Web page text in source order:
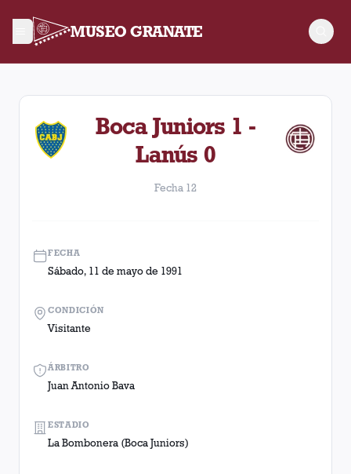
MUSEO GRANATE
Fecha 12. Partido entre Lanús y Boca Juniors disputado el
Boca Juniors 1 -
Lanús 0
Fecha 12
FECHA
Sábado, 11 de mayo de 1991
ÁRBITRO
Juan Antonio Bava
CONDICIÓN
Visitante
ESTADIO
La Bombonera (Boca Juniors)